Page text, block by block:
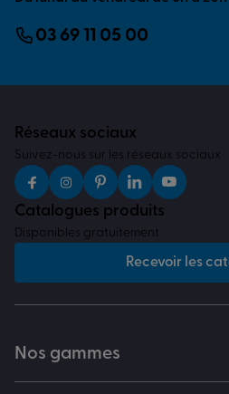
03 69 11 05 00
Réseaux sociaux
Suivez-nous sur les réseaux sociaux
Catalogues produits
Disponibles gratuitement
Recevoir les
Nos gammes